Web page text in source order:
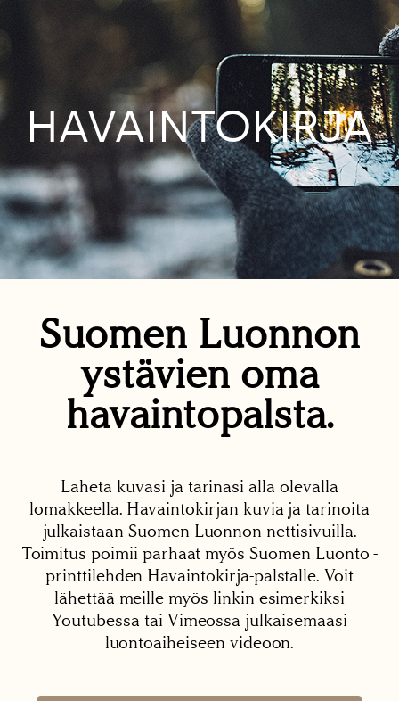
HAVAINTOKIRJA
Suomen Luonnon
ystävien oma
havaintopalsta.
Lähetä kuvasi ja tarinasi alla olevalla
lomakkeella. Havaintokirjan kuvia ja tarinoita
julkaistaan Suomen Luonnon nettisivuilla.
Toimitus poimii parhaat myös Suomen Luonto -
printtilehden Havaintokirja-palstalle. Voit
lähettää meille myös linkin esimerkiksi
Youtubessa tai Vimeossa julkaisemaasi
luontoaiheiseen videoon.